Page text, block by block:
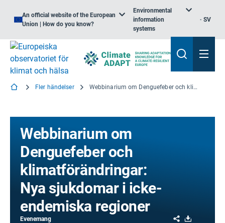
An official website of the European
Union | How do you know?
Environmental
information
systems
SV
Fler händelser Webbinarium om Denguefeber och klimatförändringar: Nya sjukdomar i icke-endemiska regioner
Webbinarium om
Denguefeber och
klimatförändringar:
Nya sjukdomar i icke-
endemiska regioner
Evenemang Share